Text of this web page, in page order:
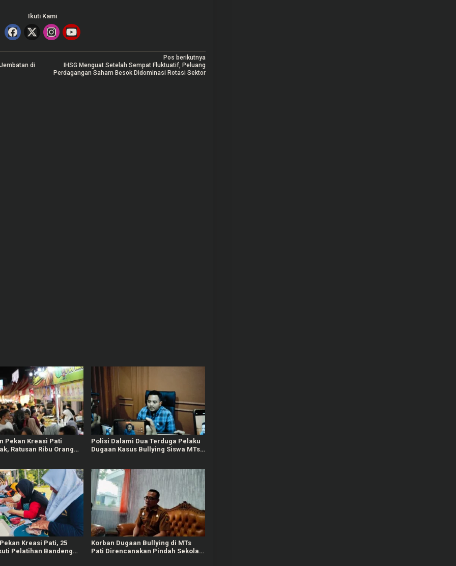
Ikuti Kami
di
Pos berikutnya
IHSG Menguat Setelah Sempat Fluktuatif, Peluang
Perdagangan Saham Besok Didominasi Rotasi Sektor
Pekan Kreasi Pati
Ratusan Ribu Orang
Polisi Dalami Dua Terduga Pelaku
Dugaan Kasus Bullying Siswa MTs
Kreasi Pati, 25
Pelatihan Bandeng
Korban Dugaan Bullying di MTs
Pati Direncanakan Pindah Sekolah,